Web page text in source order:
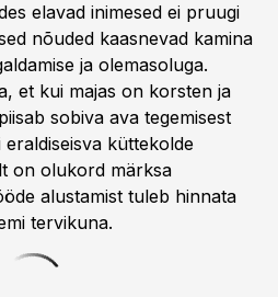
elavad inimesed ei pruugi
nõuded kaasnevad kamina
ja olemasoluga.
et kui majas on korsten ja
sobiva ava tegemisest
küttekolde
on olukord märksa
alustamist tuleb hinnata
tervikuna.